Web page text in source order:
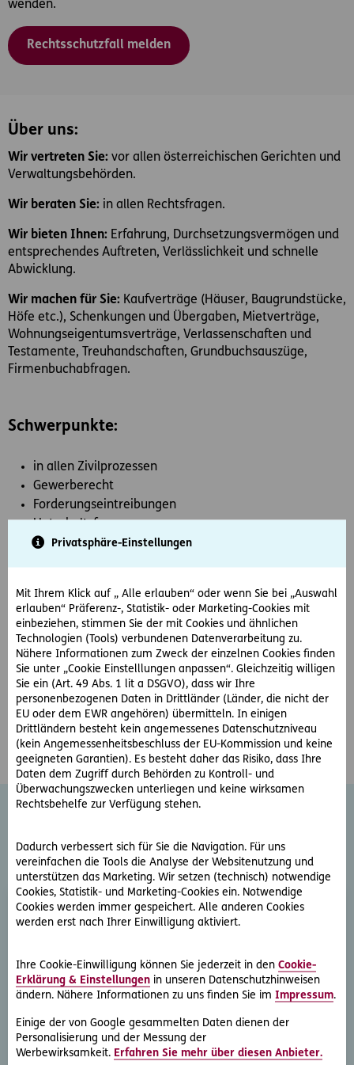
Privatsphäre-Einstellungen
Mit Ihrem Klick auf „ Alle erlauben“ oder wenn Sie bei „Auswahl
erlauben“ Präferenz-, Statistik- oder Marketing-Cookies mit
einbeziehen, stimmen Sie der mit Cookies und ähnlichen
Technologien (Tools) verbundenen Datenverarbeitung zu.
Nähere Informationen zum Zweck der einzelnen Cookies finden
Sie unter „Cookie Einstelllungen anpassen“. Gleichzeitig willigen
Sie ein (Art. 49 Abs. 1 lit a DSGVO), dass wir Ihre
personenbezogenen Daten in Drittländer (Länder, die nicht der
EU oder dem EWR angehören) übermitteln. In einigen
Drittländern besteht kein angemessenes Datenschutzniveau
(kein Angemessenheitsbeschluss der EU-Kommission und keine
geeigneten Garantien). Es besteht daher das Risiko, dass Ihre
Daten dem Zugriff durch Behörden zu Kontroll- und
Überwachungszwecken unterliegen und keine wirksamen
Rechtsbehelfe zur Verfügung stehen.
Dadurch verbessert sich für Sie die Navigation. Für uns
vereinfachen die Tools die Analyse der Websitenutzung und
unterstützen das Marketing. Wir setzen (technisch) notwendige
Cookies, Statistik- und Marketing-Cookies ein. Notwendige
Cookies werden immer gespeichert. Alle anderen Cookies
werden erst nach Ihrer Einwilligung aktiviert.
Ihre Cookie-Einwilligung können Sie jederzeit in den Cookie-
Erklärung & Einstellungen in unseren Datenschutzhinweisen
ändern. Nähere Informationen zu uns finden Sie im Impressum.
Einige der von Google gesammelten Daten dienen der
Personalisierung und der Messung der
Werbewirksamkeit. Erfahren Sie mehr über diesen Anbieter.
wenden.
Rechtsschutzfall melden
Über uns:
Wir vertreten Sie: vor allen österreichischen Gerichten und
Verwaltungsbehörden.
Wir beraten Sie: in allen Rechtsfragen.
Wir bieten Ihnen: Erfahrung, Durchsetzungsvermögen und
entsprechendes Auftreten, Verlässlichkeit und schnelle
Abwicklung.
Wir machen für Sie: Kaufverträge (Häuser, Baugrundstücke,
Höfe etc.), Schenkungen und Übergaben, Mietverträge,
Wohnungseigentumsverträge, Verlassenschaften und
Testamente, Treuhandschaften, Grundbuchsauszüge,
Firmenbuchabfragen.
Schwerpunkte:
in allen Zivilprozessen
Gewerberecht
Forderungseintreibungen
Unterhaltsfragen
Scheidungen
Arbeits- und Sozialrecht
Verwaltungsstrafverfahren
Führerscheinrecht
Strafrecht
Datenschutz
Mietangelegenheiten
Unterlassung
Weitere Rechtsschutz-
Serviceleistungen
Rechtsberatung
Sie haben ein rechtliche Frage? Unsere Rechtsexperten
beantworten diese gerne und schnell.